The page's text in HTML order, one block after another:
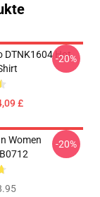
DTNK1604 Hot
£
-20%
Women
-20%